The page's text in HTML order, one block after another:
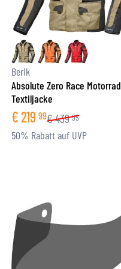
UND MONTAGE
Berik
Absolute Zero Race Motorrad
Textiljacke
€219 99€439 95
50% Rabatt auf UVP